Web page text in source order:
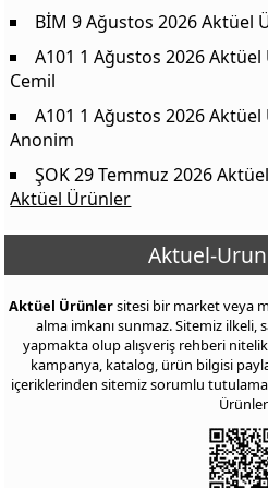
BİM 9 Ağustos 2026 Aktüel
A101 1 Ağustos 2026
Cemil
A101 1 Ağustos 2026
Anonim
ŞOK 29 Temmuz 2026
Aktüel Ürünler
Aktuel-
Aktüel Ürünlersitesi bir market veya
alma imkanı sunmaz. Sitemiz ilkeli,
yapmakta olup alışveriş rehberi
kampanya, katalog, ürün bilgisi
içeriklerinden sitemiz sorumlu
Ürünler